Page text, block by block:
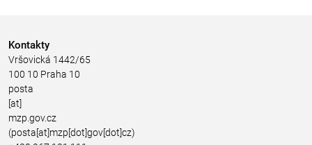
Kontakty
Vršovická 1442/65
100 10 Praha 10
posta
[at]
mzp.gov.cz
(posta[at]mzp[dot]gov[dot]cz)